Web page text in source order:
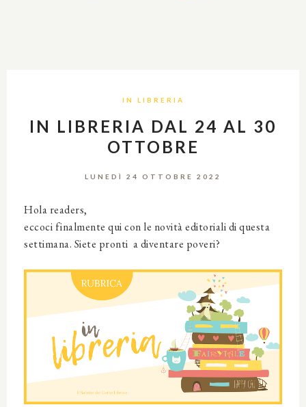
IN LIBRERIA
IN LIBRERIA DAL 24 AL 30
OTTOBRE
LUNEDÌ 24 OTTOBRE 2022
Hola readers,
eccoci finalmente qui con le novità editoriali di questa
settimana. Siete pronti a diventare poveri?